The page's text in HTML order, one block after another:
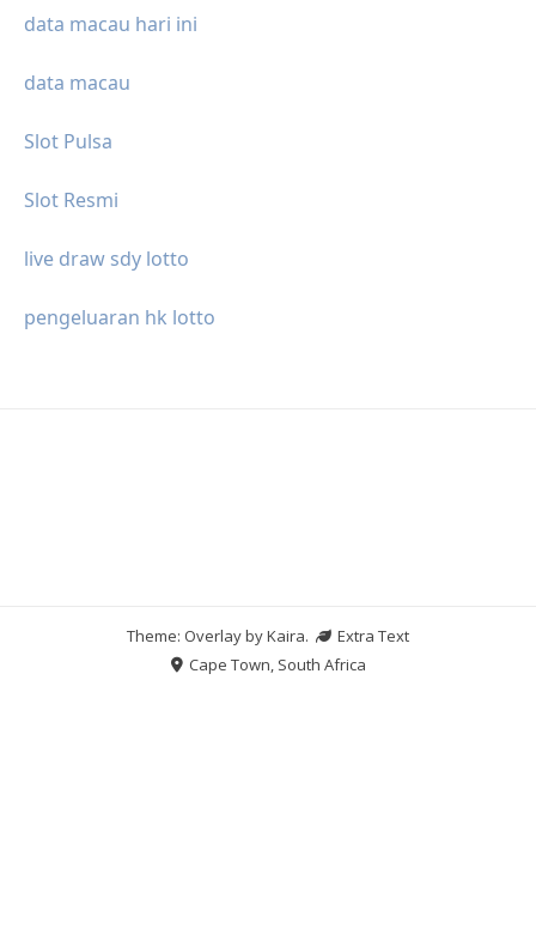
data macau hari ini
data macau
Slot Pulsa
Slot Resmi
live draw sdy lotto
pengeluaran hk lotto
Theme: Overlay byKaira.
Extra Text
Cape Town, South Africa